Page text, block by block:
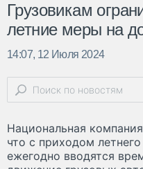
Грузовикам
летние меры на
14:07, 12 Июля 2024
Национальная
что с приходом
ежегодно вводятся